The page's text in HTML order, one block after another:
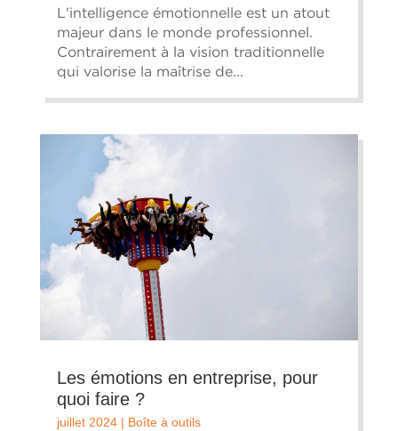
L'intelligence émotionnelle est un atout
majeur dans le monde professionnel.
Contrairement à la vision traditionnelle
qui valorise la maîtrise de...
Les émotions en entreprise, pour
quoi faire ?
juillet 2024| Boîte à outils